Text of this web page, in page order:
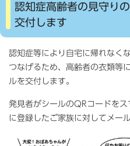
認知症高齢者の見守り
交付します
認知症等により自宅に帰れなく
つなげるため、高齢者の衣類等
ルを交付します。
発見者がシールのQRコードを
に登録したご家族に対してメー